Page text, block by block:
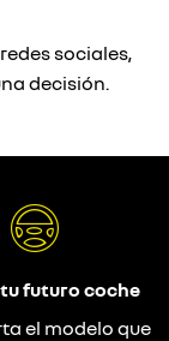
sociales,
decisión.
futuro coche
el modelo que